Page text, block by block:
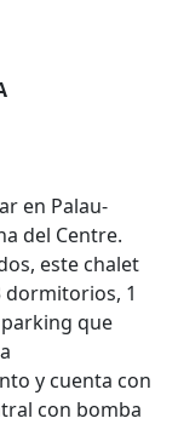
en Palau-
del Centre.
este chalet
dormitorios, 1
que
y cuenta con
con bomba